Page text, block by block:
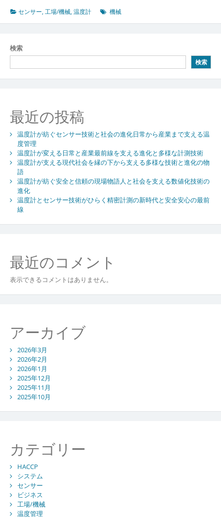
と
セ
く
精
密
測
の
新
時
代
の
最
前
センサー,工場/機械,温度計 機械
検索
検索
最近の投稿
温度計が紡ぐセンサー技術と社会の進化日常から産業まで支える温
度管理
温度計が変える日常と産業最前線を支える進化と多様な計測技術
温度計が支える現代社会を縁の下から支える多様な技術と進化の物
語
温度計が紡ぐ安全と信頼の現場物語人と社会を支える数値化技術の
進化
温度計とセンサー技術がひらく精密計測の新時代と安全安心の最前
線
最近のコメント
表示できるコメントはありません。
アーカイブ
2026年3月
2026年2月
2026年1月
2025年12月
2025年11月
2025年10月
カテゴリー
HACCP
システム
センサー
ビジネス
工場/機械
温度管理